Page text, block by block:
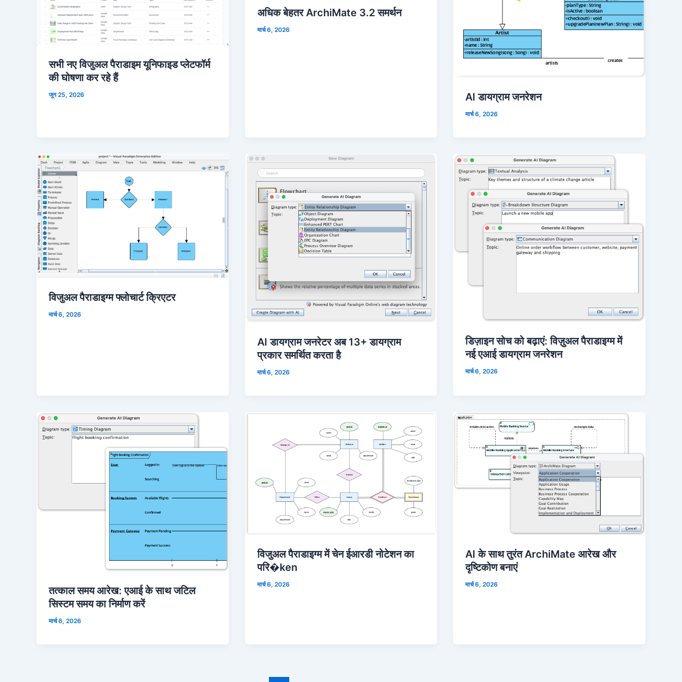
सभी नए विजुअल पैराडाइम यूनिफाइड प्लेटफॉर्म
की घोषणा कर रहे हैं
जून 25, 2026
अधिक बेहतर ArchiMate 3.2 समर्थन
मार्च 6, 2026
AI डायग्राम जनरेशन
मार्च 6, 2026
विजुअल पैराडाइग्म फ्लोचार्ट क्रिएटर
मार्च 6, 2026
AI डायग्राम जनरेटर अब 13+ डायग्राम
प्रकार समर्थित करता है
मार्च 6, 2026
डिज़ाइन सोच को बढ़ाएं: विज़ुअल पैराडाइग्म में
नई एआई डायग्राम जनरेशन
मार्च 6, 2026
तत्काल समय आरेख: एआई के साथ जटिल
सिस्टम समय का निर्माण करें
मार्च 6, 2026
विजुअल पैराडाइग्म में चेन ईआरडी नोटेशन का
परि�ken
मार्च 6, 2026
AI के साथ तुरंत ArchiMate आरेख और
दृष्टिकोण बनाएं
मार्च 6, 2026